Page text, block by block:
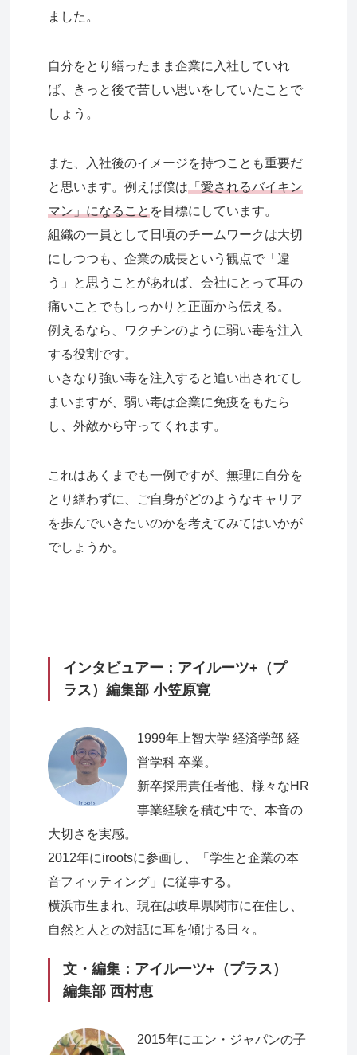
ました。
自分をとり繕ったまま企業に入社していれ
ば、きっと後で苦しい思いをしていたことで
しょう。
また、入社後のイメージを持つことも重要だ
と思います。例えば僕は「愛されるバイキン
マン」になることを目標にしています。
組織の一員として日頃のチームワークは大切
にしつつも、企業の成長という観点で「違
う」と思うことがあれば、会社にとって耳の
痛いことでもしっかりと正面から伝える。
例えるなら、ワクチンのように弱い毒を注入
する役割です。
いきなり強い毒を注入すると追い出されてし
まいますが、弱い毒は企業に免疫をもたら
し、外敵から守ってくれます。
これはあくまでも一例ですが、無理に自分を
とり繕わずに、ご自身がどのようなキャリア
を歩んでいきたいのかを考えてみてはいかが
でしょうか。
インタビュアー：アイルーツ+（プ
ラス）編集部 小笠原寛
1999年上智大学 経済学部 経
営学科 卒業。
新卒採用責任者他、様々なHR
事業経験を積む中で、本音の
大切さを実感。
2012年にirootsに参画し、「学生と企業の本
音フィッティング」に従事する。
横浜市生まれ、現在は岐阜県関市に在住し、
自然と人との対話に耳を傾ける日々。
文・編集：アイルーツ+（プラス）
編集部 西村恵
2015年にエン・ジャパンの子